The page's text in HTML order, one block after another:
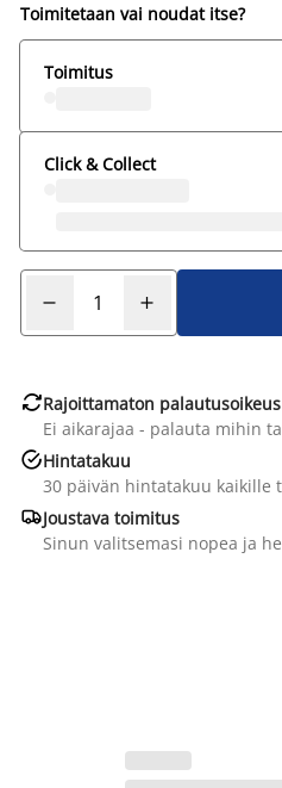
Toimitetaan vai noudat itse?
Toimitus
Click & Collect
Rajoittamaton palautusoikeus
Ei aikarajaa - palauta mihin
Hintatakuu
30 päivän hintatakuu kaikille
Joustava toimitus
Sinun valitsemasi nopea ja